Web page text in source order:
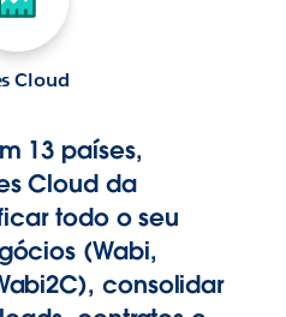
Cloud
13 países,
Cloud da
todo o seu
(Wabi,
consolidar